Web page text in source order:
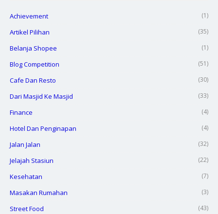
Achievement (1)
Artikel Pilihan (35)
Belanja Shopee (1)
Blog Competition (51)
Cafe Dan Resto (30)
Dari Masjid Ke Masjid (33)
Finance (4)
Hotel Dan Penginapan (4)
Jalan Jalan (32)
Jelajah Stasiun (22)
Kesehatan (7)
Masakan Rumahan (3)
Street Food (43)